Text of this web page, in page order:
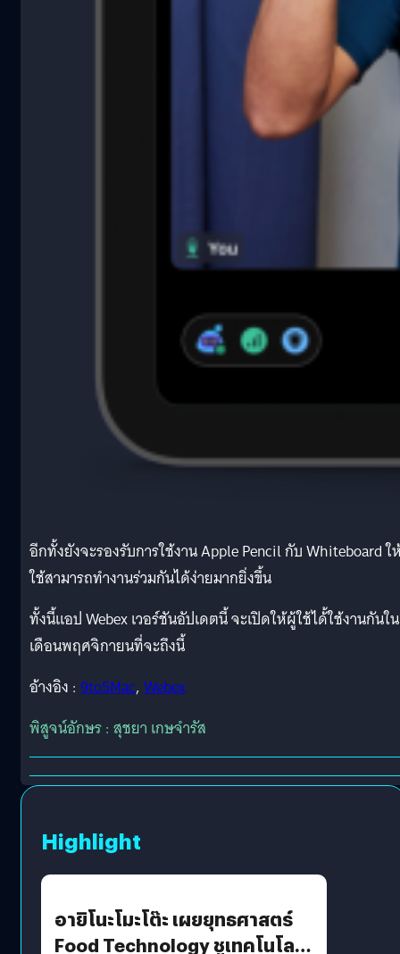
อีกทั้งยังจะรองรับการใช้งาน Apple Pencil กับ Whiteboard
ใช้สามารถทำงานร่วมกันได้ง่ายมากยิ่งขึ้น
ทั้งนี้แอป Webex เวอร์ชันอัปเดตนี้ จะเปิดให้ผู้ใช้ได้้ใช้งานกันใน
เดือนพฤศจิกายนที่จะถึงนี้
อ้างอิง : 9to5Mac, Webex
พิสูจน์อักษร : สุชยา เกษจำรัส
Highlight
อายิโนะโมะโต๊ะ เผยยุทธศาสตร์
Food Technology ชูเทคโนโลยี